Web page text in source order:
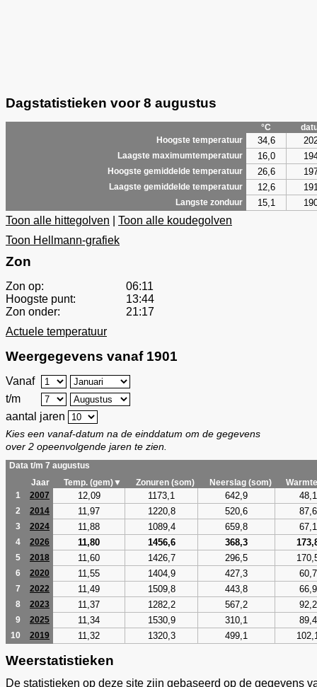
Dagstatistieken voor 8 augustus
°C
Hoogste temperatuur
34,6
Laagste maximumtemperatuur 16,0
Hoogste gemiddelde temperatuur 26,6
Laagste gemiddelde temperatuur 12,6
Langste zonduur 15,1
Toon alle hittegolven
Toon alle koudegolven
Toon Hellmann-grafiek
Zon
Zon op:
06:11
Hoogste punt:
13:44
Zon onder:
21:17
Actuele temperatuur
Weergegevens vanaf 1901
Vanaf
t/m
aantal jaren
Kies een vanaf-datum na de einddatum om de gegevens
over 2 opeenvolgende jaren te zien.
Data t/m 7 augustus
Jaar
Temp. (gem)▼ Zonuren (som) Neerslag (som)
1
2007 12,09 1173,1 642,9 48,1
2 2014 11,97 1220,8 520,6 87,6
3 2024 11,88 1089,4 659,8 67,1
4 2026 11,80 1456,6 368,3
5 2018 11,60 1426,7 296,5
6 2020 11,55 1404,9 427,3 60,7
7 2022 11,49 1509,8 443,8 66,9
8 2023 11,37 1282,2 567,2 92,2
9 2025 11,34 1530,9 310,1 89,4
10 2019 11,32 1320,3 499,1
Weerstatistieken
De statistieken op deze site zijn gebaseerd op de gegevens